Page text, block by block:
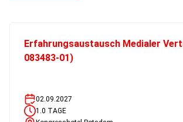
Erfahrungsaustausch Medialer
083483-01)
02.09.2027
1.0 TAGE